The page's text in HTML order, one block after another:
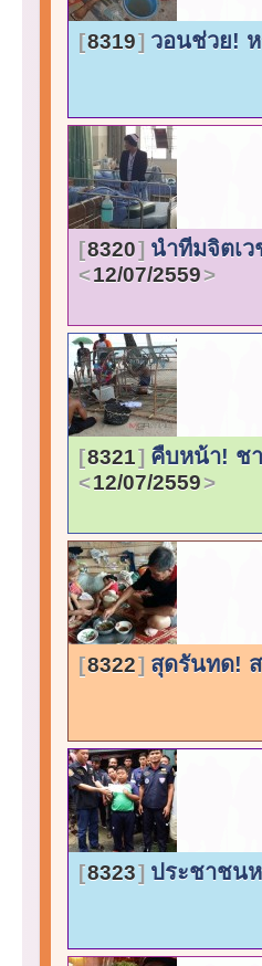
8319 วอนช่วย!
8320 นำทีมจิตเ
12/07/2559
8321 คืบหน้า! ช
12/07/2559
8322 สุดรันทด!
8323 ประชาชน